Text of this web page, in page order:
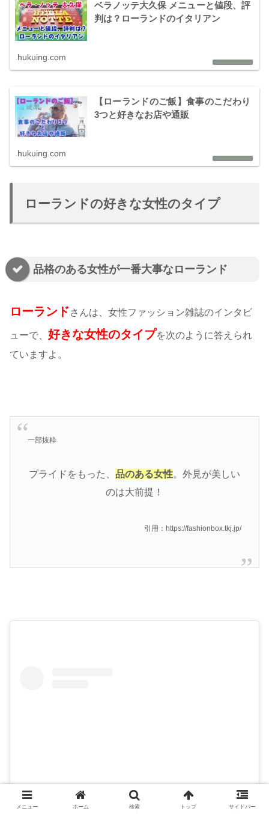
ベラノッテ大久保 メニューと値段、評
判は？ローランドのイタリアン
hukuing.com
【ローランドのご飯】食事のこだわり
3つと好きなお店や通販
hukuing.com
ローランドの好きな女性のタイプ
品格のある女性が一番大事なローランド
ローランドさんは、女性ファッション雑誌のインタビ
ューで、 好きな女性のタイプを次のように答えられ
ていますよ。
一部抜粋
プライドをもった、 品のある女性。外見が美しい
のは大前提！
引用：https://fashionbox.tkj.jp/
メニュー ホーム 検索 トップ サイドバー